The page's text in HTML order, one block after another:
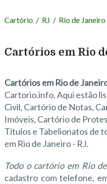
Cartório / RJ / Rio de Janeiro
Cartórios em Rio
Cartórios em Rio de
Cartorio.info. Aqui estão
Civil, Cartório de Notas,
Imóveis, Cartório de
Títulos e Tabelionatos de
em Rio de Janeiro - RJ.
Todo o cartório em Rio
cadastro com telefone,